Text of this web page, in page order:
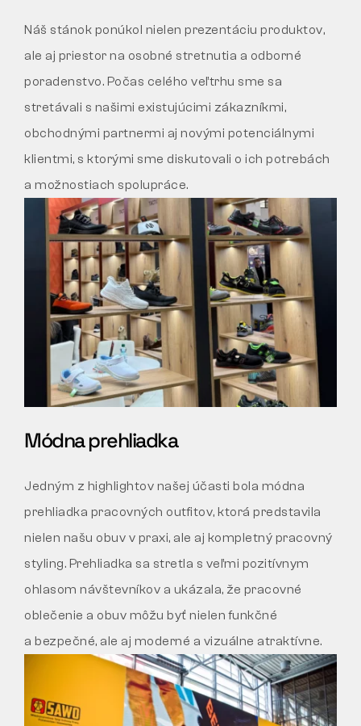
Náš stánok ponúkol nielen prezentáciu produktov,
ale aj priestor na osobné stretnutia a odborné
poradenstvo. Počas celého veľtrhu sme sa
stretávali s našimi existujúcimi zákazníkmi,
obchodnými partnermi aj novými potenciálnymi
klientmi, s ktorými sme diskutovali o ich potrebách
a možnostiach spolupráce.
Módna prehliadka
Jedným z highlightov našej účasti bola módna
prehliadka pracovných outfitov, ktorá predstavila
nielen našu obuv v praxi, ale aj kompletný pracovný
styling. Prehliadka sa stretla s veľmi pozitívnym
ohlasom návštevníkov a ukázala, že pracovné
oblečenie a obuv môžu byť nielen funkčné
a bezpečné, ale aj moderné a vizuálne atraktívne.